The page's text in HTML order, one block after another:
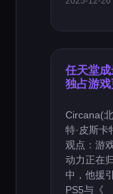
任天堂
独占游
Circana(
特·皮斯卡
观点：游
动力正在
中，他援
PS5与《